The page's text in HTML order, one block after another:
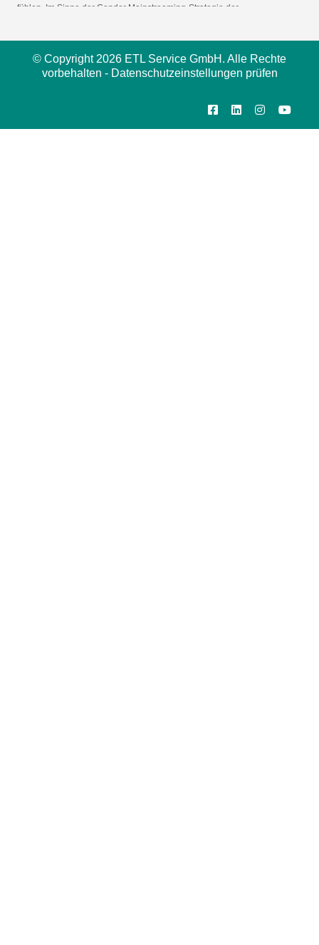
fühlen. Im Sinne der Gender Mainstreaming-Strategie der
© Copyright 2026 ETL Service GmbH. Alle Rechte
vorbehalten - Datenschutzeinstellungen prüfen